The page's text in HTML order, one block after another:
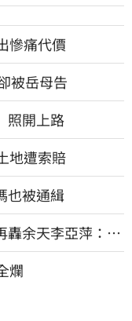
慘痛代價
被岳母告
照開上路
地遭索賠
也被通緝
轟余天李亞萍：他
爛